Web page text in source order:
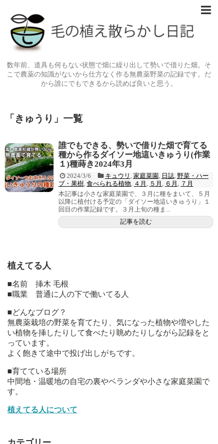
数年前、道具も何もない状態で畑に繰り出して勢いで借りた畑。そ
こで農薬の知識がないから仕方なく作る無農薬野菜の記録です。だ
から誰にでもできるから読めば良いと思う。
「 きゅうり 」 一覧
誰でもできる、勢いで借りた畑で育てる
種から作るダイソー地這いきゅうり(作業
１)種蒔き2024年3月
2024/3/6 キュウリ , 家庭菜園 , 日誌, 野菜・ハー
ブ・果樹, 食べられる植物, ４月 , ５月 , ６月 , ７月
本記事は小さな家庭菜園で、３月に種をまいて、５月
以降に植付ける予定の「ダイソー地這いきゅうり」１
回目の作業記録です。３月上旬の種ま...
記事を読む
植えてる人
■名前 挿木 毛根
■職業 普通に人の下で働いてる人
■どんなブログ？
無農薬栽培の野菜を育てたり、気になった植物や増やした
い植物を挿したりして食べたり眺めたりしながら記録をと
っています。
よく飽きて途中で投げ出しがちです。
■育てている場所
中間地・温暖地の自宅の裏やベランダや小さな家庭菜園で
す。
植えてる人について